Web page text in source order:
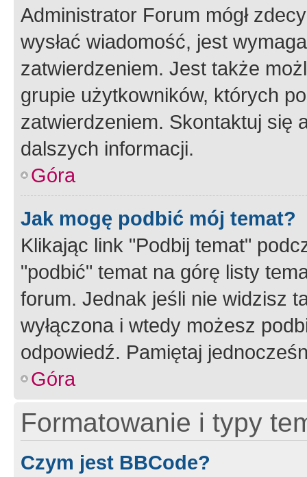
Administrator Forum mógł
wysłać wiadomość, jest
zatwierdzeniem. Jest także
grupie użytkowników, których
zatwierdzeniem. Skontaktuj się
dalszych informacji.
Góra
Jak mogę podbić mój temat?
Klikając link "Podbij temat"
"podbić" temat na górę listy
forum. Jednak jeśli nie widzisz
wyłączona i wtedy możesz
odpowiedź. Pamiętaj
Góra
Formatowanie i typy
Czym jest BBCode?